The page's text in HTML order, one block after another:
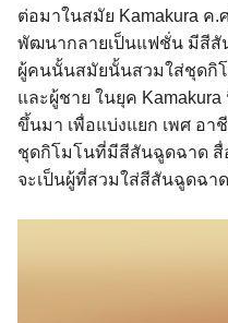
ต่อมาในสมัย Kamakura ค.
พัฒนากลายเป็นแฟชั่น มีสีสั
ผู้คนนั้นสมัยนั้นสวมใส่ชุดกิ
และผู้ชาย ในยุค
ขึ้นมา เพื่อแบ่งแยก เพศ อา
ชุดกิโมโนที่มีสีสันฉูดฉาด สื่
จะเป็นผู้ที่สวมใส่สีสันฉูดฉา